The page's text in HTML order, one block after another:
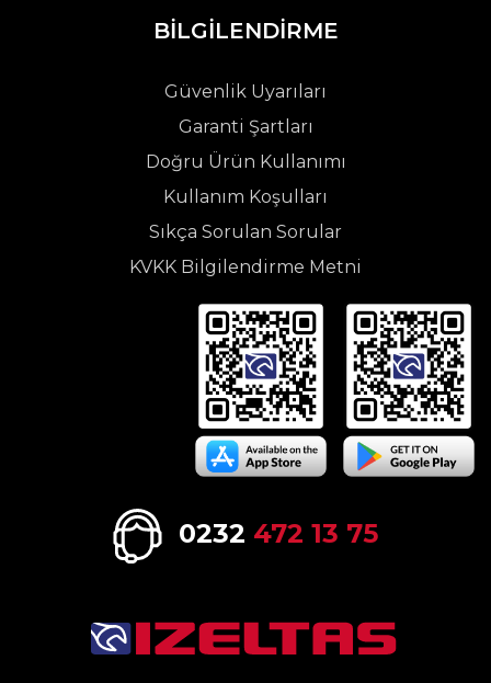
BİLGİLENDİRME
Güvenlik Uyarıları
Garanti Şartları
Doğru Ürün Kullanımı
Kullanım Koşulları
Sıkça Sorulan Sorular
KVKK Bilgilendirme Metni
0232 472 13 75